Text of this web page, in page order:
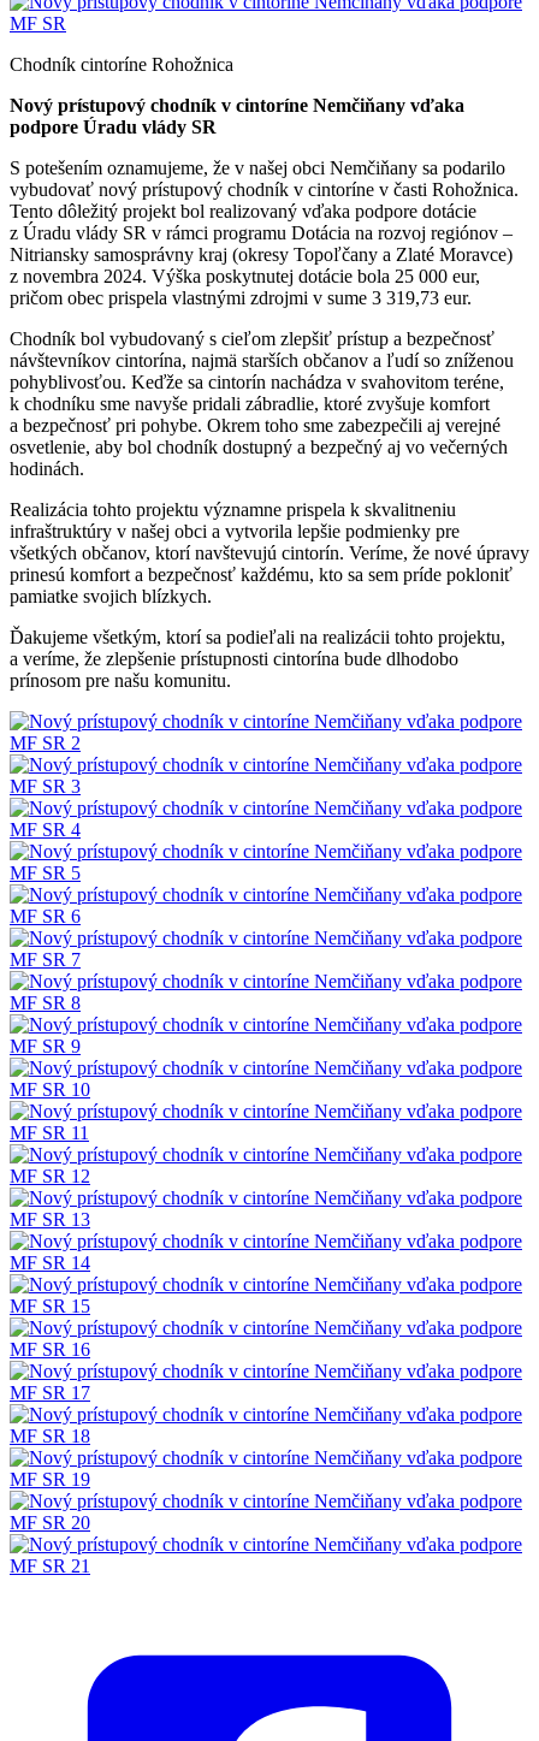
Chodník cintoríne Rohožnica
Nový prístupový chodník v cintoríne Nemčiňany vďaka
podpore Úradu vlády SR
S potešením oznamujeme, že v našej obci Nemčiňany sa podarilo
vybudovať nový prístupový chodník v cintoríne v časti Rohožnica.
Tento dôležitý projekt bol realizovaný vďaka podpore dotácie
z Úradu vlády SR v rámci programu Dotácia na rozvoj regiónov –
Nitriansky samosprávny kraj (okresy Topoľčany a Zlaté Moravce)
z novembra 2024. Výška poskytnutej dotácie bola 25 000 eur,
pričom obec prispela vlastnými zdrojmi v sume 3 319,73 eur.
Chodník bol vybudovaný s cieľom zlepšiť prístup a bezpečnosť
návštevníkov cintorína, najmä starších občanov a ľudí so zníženou
pohyblivosťou. Keďže sa cintorín nachádza v svahovitom teréne,
k chodníku sme navyše pridali zábradlie, ktoré zvyšuje komfort
a bezpečnosť pri pohybe. Okrem toho sme zabezpečili aj verejné
osvetlenie, aby bol chodník dostupný a bezpečný aj vo večerných
hodinách.
Realizácia tohto projektu významne prispela k skvalitneniu
infraštruktúry v našej obci a vytvorila lepšie podmienky pre
všetkých občanov, ktorí navštevujú cintorín. Veríme, že nové úpravy
prinesú komfort a bezpečnosť každému, kto sa sem príde pokloniť
pamiatke svojich blízkych.
Ďakujeme všetkým, ktorí sa podieľali na realizácii tohto projektu,
a veríme, že zlepšenie prístupnosti cintorína bude dlhodobo
prínosom pre našu komunitu.